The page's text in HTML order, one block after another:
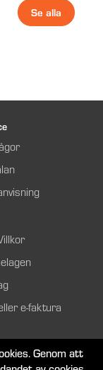
Se alla
e-faktura
Genom att